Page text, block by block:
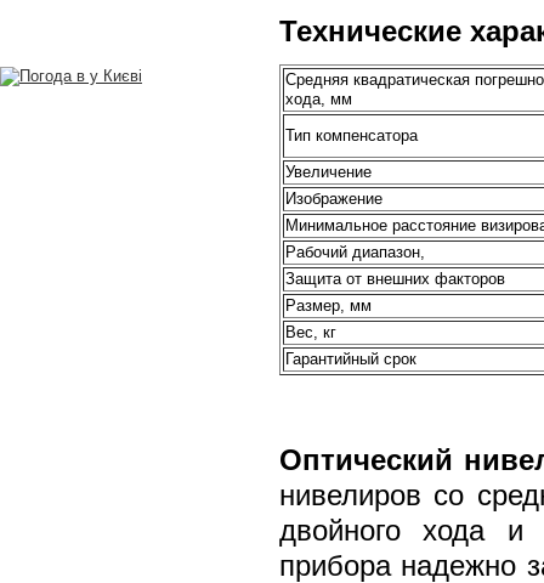
Технические
Средняя квадратическая
хода, мм
Тип компенсатора
Увеличение
Изображение
Минимальное расстояние
Рабочий диапазон,
Защита от внешних факторов
Размер, мм
Вес, кг
Гарантийный срок
Оптический
нивелиров со
двойного хода и
прибора надежно